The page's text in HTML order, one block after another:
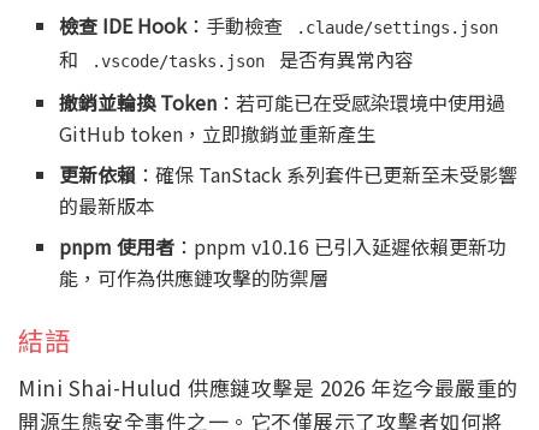
檢查 IDE Hook：手動檢查 .claude/settings.json
和 .vscode/tasks.json
是否有異常內容
撤銷並輪換 Token ：若可能已在受感染環境中使用過
GitHub token，立即撤銷並重新產生
更新依賴 ：確保 TanStack 系列套件已更新至未受影響
的最新版本
pnpm 使用者 ：pnpm v10.16 已引入延遲依賴更新功
能，可作為供應鏈攻擊的防禦層
結語
Mini Shai-Hulud 供應鏈攻擊是 2026 年迄今最嚴重的
開源生態安全事件之一。它不僅展示了攻擊者如何將